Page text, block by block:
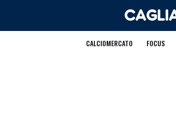
CALCIOMERCATO FOCUS